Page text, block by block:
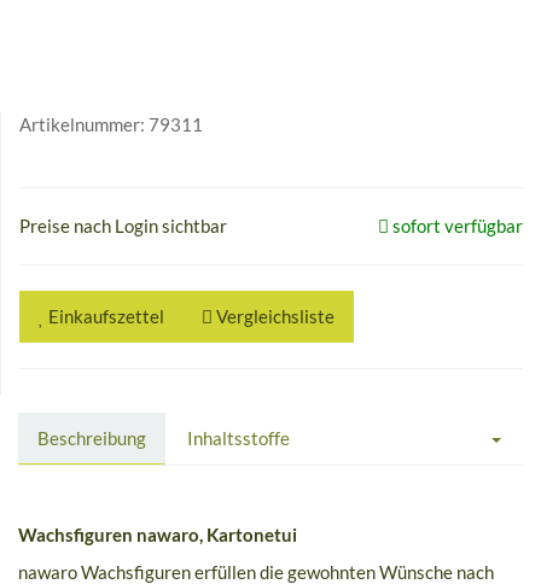
Artikelnummer: 79311
Preise nach Login sichtbar sofort verfügbar
Einkaufszettel Vergleichsliste
Beschreibung Inhaltsstoffe
Wachsfiguren nawaro, Kartonetui
nawaro Wachsfiguren erfüllen die gewohnten Wünsche nach